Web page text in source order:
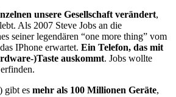
unsere Gesellschaft verändert,
Als 2007 Steve Jobs an die
seiner legendären “one more thing” vom
IPhone erwartet. Ein Telefon, das mit
)Taste auskommt. Jobs wollte
gibt es mehr als 100 Millionen Geräte,